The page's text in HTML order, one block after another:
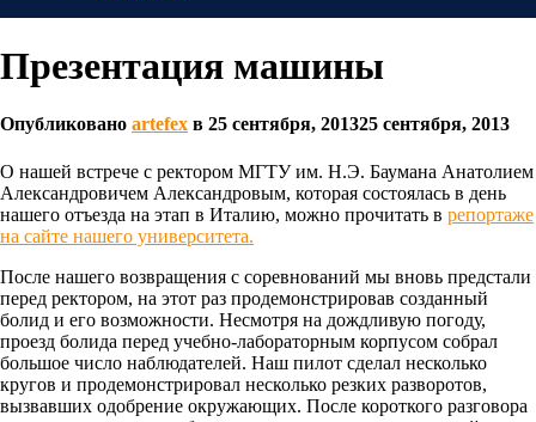
Презентация машины
Опубликовано artefex в 25 сентября, 201325 сентября, 2013
О нашей встрече с ректором МГТУ им. Н.Э. Баумана Анатолием
Александровичем Александровым, которая состоялась в день
нашего отъезда на этап в Италию, можно прочитать в репортаже
на сайте нашего университета.
После нашего возвращения с соревнований мы вновь предстали
перед ректором, на этот раз продемонстрировав созданный
болид и его возможности. Несмотря на дождливую погоду,
проезд болида перед учебно-лабораторным корпусом собрал
большое число наблюдателей. Наш пилот сделал несколько
кругов и продемонстрировал несколько резких разворотов,
вызвавших одобрение окружающих. После короткого разговора